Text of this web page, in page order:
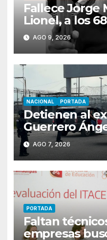
Fallece Jorge
Lionel, a los
Rosario
AGO 9, 2026
NACIONAL PORTADA
Detienen al
Guerrero
obstrucción
Ayotzinapa
AGO 7, 2026
PORTADA
Faltan
empresas